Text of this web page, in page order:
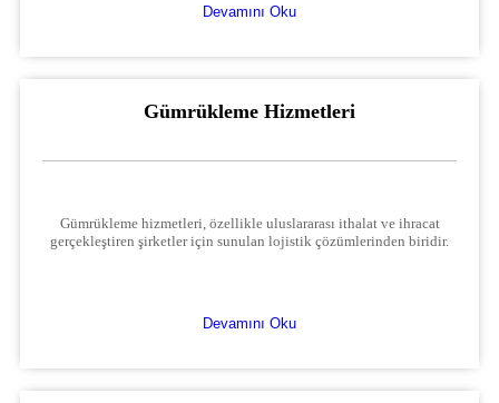
Devamını Oku
Gümrükleme Hizmetleri
Gümrükleme hizmetleri, özellikle uluslararası ithalat ve ihracat
gerçekleştiren şirketler için sunulan lojistik çözümlerinden biridir.
Devamını Oku